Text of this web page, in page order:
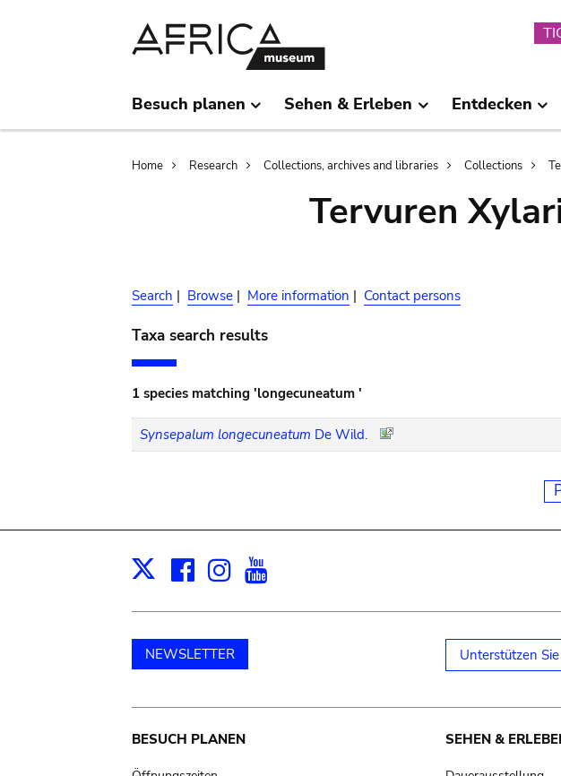
Besuch planen Sehen & Erleben Entdecken
Breadcrumb
Home Research Collections, archives and libraries Collections
Tervuren
Search | Browse | More information | Contact persons
Taxa search results
1 species matching 'longecuneatum '
Synsepalum longecuneatum De Wild.
X Facebook
Instagram
NEWSLETTER Unterstützen
Main
BESUCH PLANEN SEHEN &